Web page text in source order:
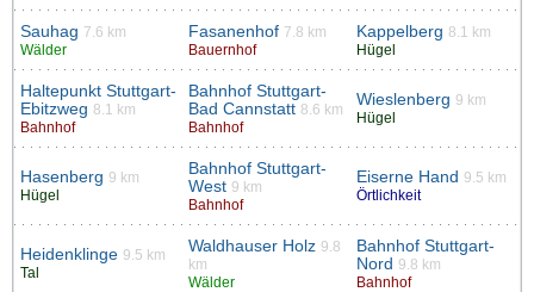
Sauhag 7.6 km
Wälder
Fasanenhof 7.8 km
Bauernhof
Kappelberg 8.1 km
Hügel
Haltepunkt Stuttgart-
Ebitzweg 8.1 km
Bahnhof
Bahnhof Stuttgart-
Bad Cannstatt 8.6 km
Bahnhof
Wieslenberg 9 km
Hügel
Hasenberg 9 km
Hügel
Bahnhof Stuttgart-
West 9 km
Bahnhof
Eiserne Hand 9.5 km
Örtlichkeit
Heidenklinge 9.5 km
Tal
Waldhauser Holz 9.8
km
Wälder
Bahnhof Stuttgart-
Nord 9.8 km
Bahnhof